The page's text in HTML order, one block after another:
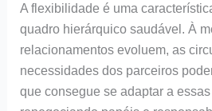
A flexibilidade é uma
quadro hierárquico saudável. À
relacionamentos evoluem, as
necessidades dos parceiros
que consegue se adaptar a